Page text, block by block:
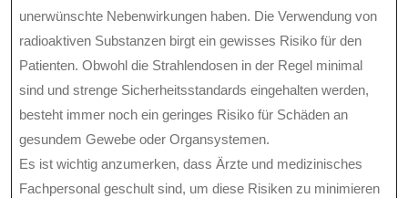
unerwünschte Nebenwirkungen haben. Die Verwendung von
radioaktiven Substanzen birgt ein gewisses Risiko für den
Patienten. Obwohl die Strahlendosen in der Regel minimal
sind und strenge Sicherheitsstandards eingehalten werden,
besteht immer noch ein geringes Risiko für Schäden an
gesundem Gewebe oder Organsystemen.
Es ist wichtig anzumerken, dass Ärzte und medizinisches
Fachpersonal geschult sind, um diese Risiken zu minimieren